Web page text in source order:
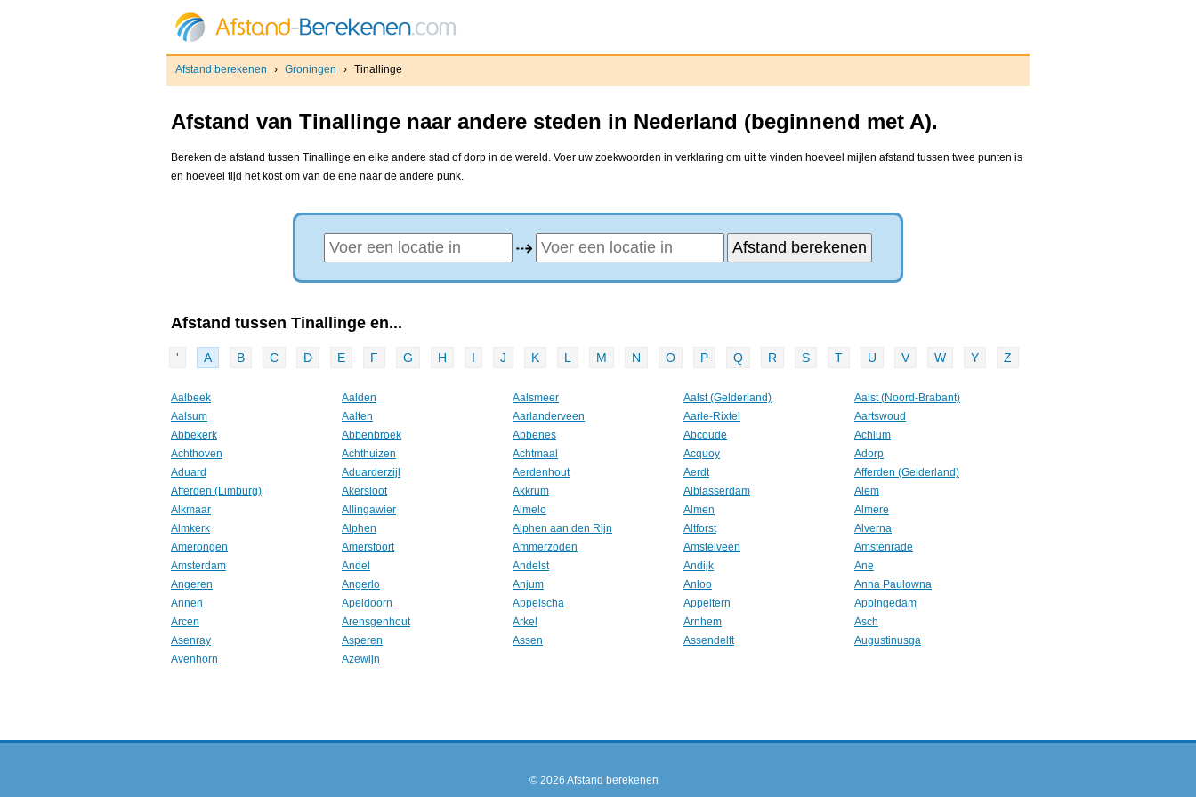
Afstand berekenen › Groningen › Tinallinge
Afstand van Tinallinge naar andere steden in Nederland (beginnend met A).
Bereken de afstand tussen Tinallinge en elke andere stad of dorp in de wereld. Voer uw zoekwoorden in verklaring om uit te vinden hoeveel mijlen afstand tussen twee punten is
en hoeveel tijd het kost om van de ene naar de andere punk.
⇢
Afstand tussen Tinallinge en...
' A B C D E F G H I J K L M N O P Q R S T U V W Y Z
Aalbeek Aalden Aalsmeer Aalst (Gelderland)
Aalst (Noord-Brabant)
Aalsum
Aalten Aarlanderveen Aarle-Rixtel
Aartswoud
Abbekerk
Abbenbroek Abbenes Abcoude
Achlum
Achthoven
Achthuizen Achtmaal Acquoy
Adorp
Aduard
Aduarderzijl Aerdenhout Aerdt
Afferden (Gelderland)
Afferden (Limburg)
Akersloot Akkrum Alblasserdam
Alem
Alkmaar
Allingawier Almelo Almen
Almere
Almkerk
Alphen Alphen aan den Rijn Altforst
Alverna
Amerongen
Amersfoort Ammerzoden Amstelveen
Amstenrade
Amsterdam
Andel Andelst Andijk
Ane
Angeren
Angerlo Anjum Anloo
Anna Paulowna
Annen
Apeldoorn Appelscha Appeltern
Appingedam
Arcen
Arensgenhout Arkel Arnhem
Asch
Asenray
Asperen Assen Assendelft
Augustinusga
Avenhorn
Azewijn
© 2026 Afstand berekenen